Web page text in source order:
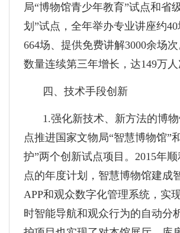
局“博物馆青少年教育”试点和省
划”试点，全年举办专业讲座约
664场、提供免费讲解3000余场
数量连续第三年增长，达149万人
四、技术手段创新
1.强化新技术、新方法的博
点推进国家文物局“智慧博物馆”
护”两个创新试点项目。2015年
点的年度计划，智慧博物馆建成
APP和观众数字化管理系统，实
时智能导航和观众行为的自动分